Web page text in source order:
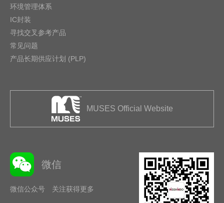
环境管理体系
IC封装
寻找交叉参考产品
常见问题
产品长期供应计划 (PLP)
MUSES Official Website
微信
微信公众号 关注获得更多